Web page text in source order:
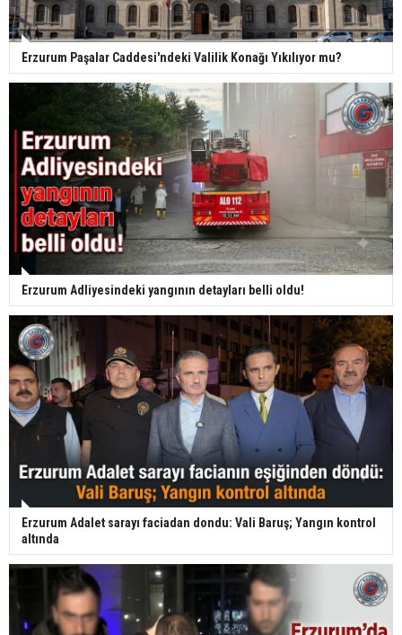
Erzurum Paşalar Caddesi'ndeki Valilik Konağı Yıkılıyor mu?
Erzurum Adliyesindeki yangının detayları belli oldu!
Erzurum Adalet sarayı faciadan dondu: Vali Baruş; Yangın kontrol
altında